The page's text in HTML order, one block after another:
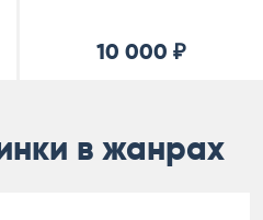
10 000 ₽
в жанрах